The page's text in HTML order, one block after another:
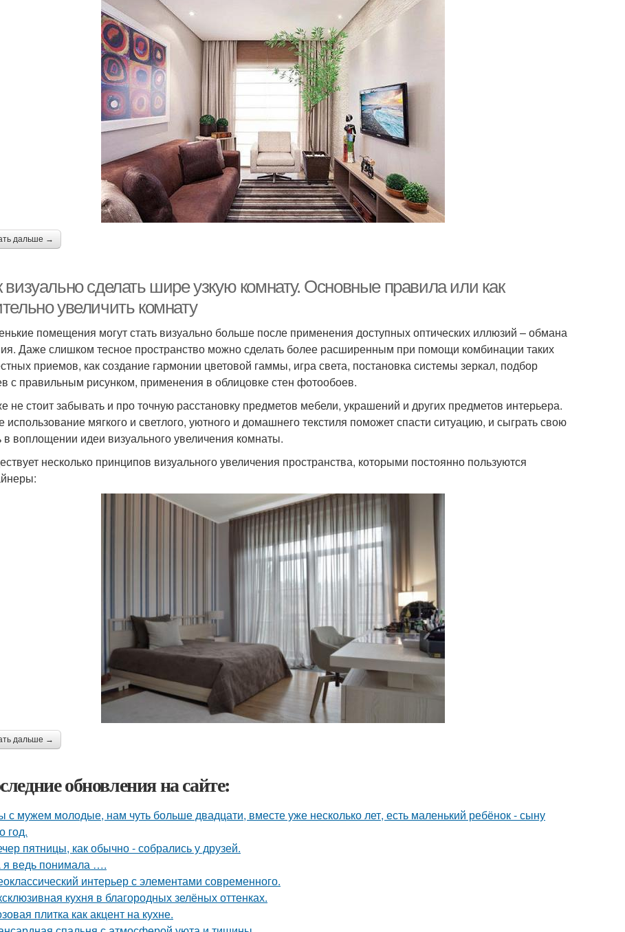
дальше →
визуально сделать шире узкую комнату. Основные правила или как
увеличить комнату
помещения могут стать визуально больше после применения доступных оптических иллюзий – обмана
Даже слишком тесное пространство можно сделать более расширенным при помощи комбинации таких
приемов, как создание гармонии цветовой гаммы, игра света, постановка системы зеркал, подбор
с правильным рисунком, применения в облицовке стен фотообоев.
не стоит забывать и про точную расстановку предметов мебели, украшений и других предметов интерьера.
использование мягкого и светлого, уютного и домашнего текстиля поможет спасти ситуацию, и сыграть свою
в воплощении идеи визуального увеличения комнаты.
несколько принципов визуального увеличения пространства, которыми постоянно пользуются
дальше →
обновления на сайте:
с мужем молодые, нам чуть больше двадцати, вместе уже несколько лет, есть маленький ребёнок - сыну
год.
пятницы, как обычно - собрались у друзей.
ведь понимала ….
интерьер с элементами современного.
кухня в благородных зелёных оттенках.
плитка как акцент на кухне.